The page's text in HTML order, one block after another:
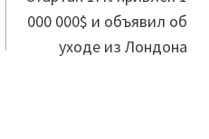
000 000$ и объявил об
уходе из Лондона